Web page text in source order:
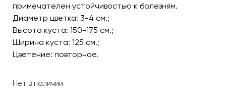
примечателен устойчивостью к болезням.
Диаметр цветка: 3-4 см.;
Высота куста: 150-175 см.;
Ширина куста: 125 см.;
Цветение: повторное.
Нет в наличии